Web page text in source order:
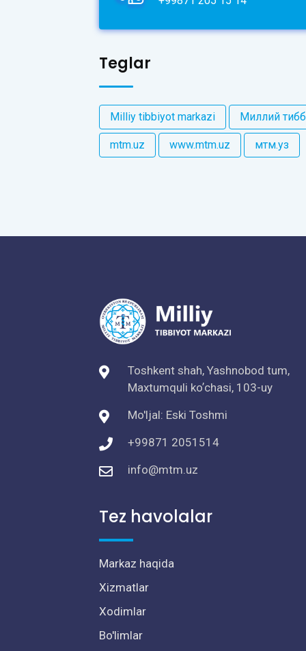
Teglar
Milliy tibbiyot markazi Миллий
mtm.uz www.mtm.uz мтм.уз
Toshkent shah, Yashnobod tum,
Maxtumquli koʼchasi, 103-uy
Mo'ljal: Eski Toshmi
+99871 2051514
info@mtm.uz
Tez havolalar
Markaz haqida
Xizmatlar
Xodimlar
Bo'limlar